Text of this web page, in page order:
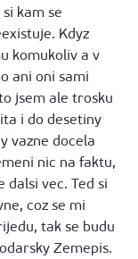
kam se
Kdyz
komukoliv a v
ani oni sami
jsem ale trosku
i do desetiny
vazne docela
nic na faktu,
dalsi vec. Ted si
coz se mi
tak se budu
Zemepis.